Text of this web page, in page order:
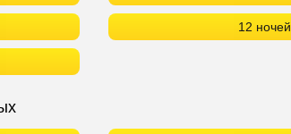
12 ночей